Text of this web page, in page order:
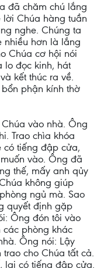
đã chăm chú lắng
Chúa hàng tuần
nghe. Chúng ta
nhiều hơn là lắng
Chúa cơ hội nói
lo đọc kinh, hát
kết thúc ra về.
phận kính thờ
vào nhà. Ông
Trao chìa khóa
có tiếng đập cửa,
vào. Ông đã
thế, mấy anh qủy
không giúp
ngủ mà. Sao
quyết định gặp
Ông đón tôi vào
các phòng khác
Ông nói: Lậy
cho Chúa tất cả.
lại có tiếng đập cửa.